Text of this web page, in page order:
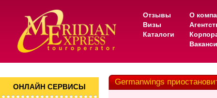
Отзывы
Визы
Каталоги
О
ОНЛАЙН СЕРВИСЫ
Germanwings